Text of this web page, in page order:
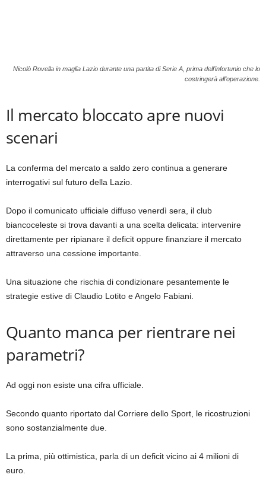
Nicolò Rovella in maglia Lazio durante una partita di Serie A, prima dell’infortunio che lo
costringerà all’operazione.
Il mercato bloccato apre nuovi
scenari
La conferma del mercato a saldo zero continua a generare
interrogativi sul futuro della Lazio.
Dopo il comunicato ufficiale diffuso venerdì sera, il club
biancoceleste si trova davanti a una scelta delicata: intervenire
direttamente per ripianare il deficit oppure finanziare il mercato
attraverso una cessione importante.
Una situazione che rischia di condizionare pesantemente le
strategie estive di Claudio Lotito e Angelo Fabiani.
Quanto manca per rientrare nei
parametri?
Ad oggi non esiste una cifra ufficiale.
Secondo quanto riportato dal Corriere dello Sport, le ricostruzioni
sono sostanzialmente due.
La prima, più ottimistica, parla di un deficit vicino ai 4 milioni di
euro.